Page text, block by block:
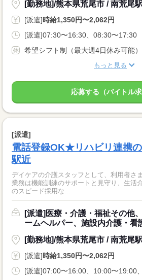
[勤務地]/熊本県荒尾市 / 南荒尾駅
[派遣]時給1,350円〜2,062円
[派遣]07:30〜16:30、08:30〜17:30
もっと見る
応募する（バイトル求
[派遣]
電話登録OK★リハビリ連携
駅近
デイケアの介護スタッフとして、利用者さ
業務は機能訓練のサポートと見守り、生活
のスピード採用な...
[派遣]医療・介護・福祉その他
ームヘルパー、施設内介護・看
[勤務地]/熊本県荒尾市 / 南荒尾駅
[派遣]時給1,350円〜2,062円
[派遣]07:00〜16:00、10:00〜19:00